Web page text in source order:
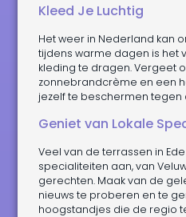
Kleed Je Luchtig
Het weer in Nederland kan
tijdens warme dagen is het
kleding te dragen. Vergeet
zonnebrandcrème en een
jezelf te beschermen tegen
Geniet van Lokale
Veel van de terrassen in
specialiteiten aan, van
gerechten. Maak van de
nieuws te proberen en te
hoogstandjes die de regio